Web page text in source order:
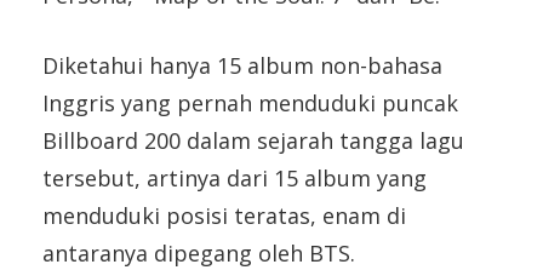
Diketahui hanya 15 album non-bahasa
Inggris yang pernah menduduki puncak
Billboard 200 dalam sejarah tangga lagu
tersebut, artinya dari 15 album yang
menduduki posisi teratas, enam di
antaranya dipegang oleh BTS.